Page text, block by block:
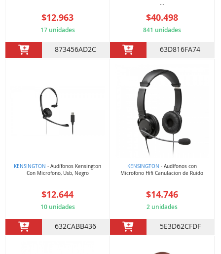
$12.963
17 unidades
873456AD2C
$40.498
841 unidades
63D816FA74
KENSINGTON - Audífonos Kensington
Con Microfono, Usb, Negro
$12.644
10 unidades
632CABB436
KENSINGTON - Audífonos con
Microfono Hifi Canulacion de Ruido
$14.746
2 unidades
5E3D62CFDF